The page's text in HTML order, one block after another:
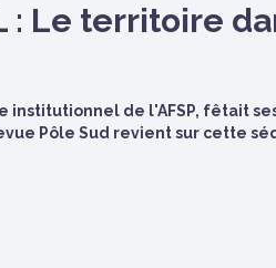
: Le territoire
institutionnel de l'AFSP, fêtait
Pôle Sud revient sur cette